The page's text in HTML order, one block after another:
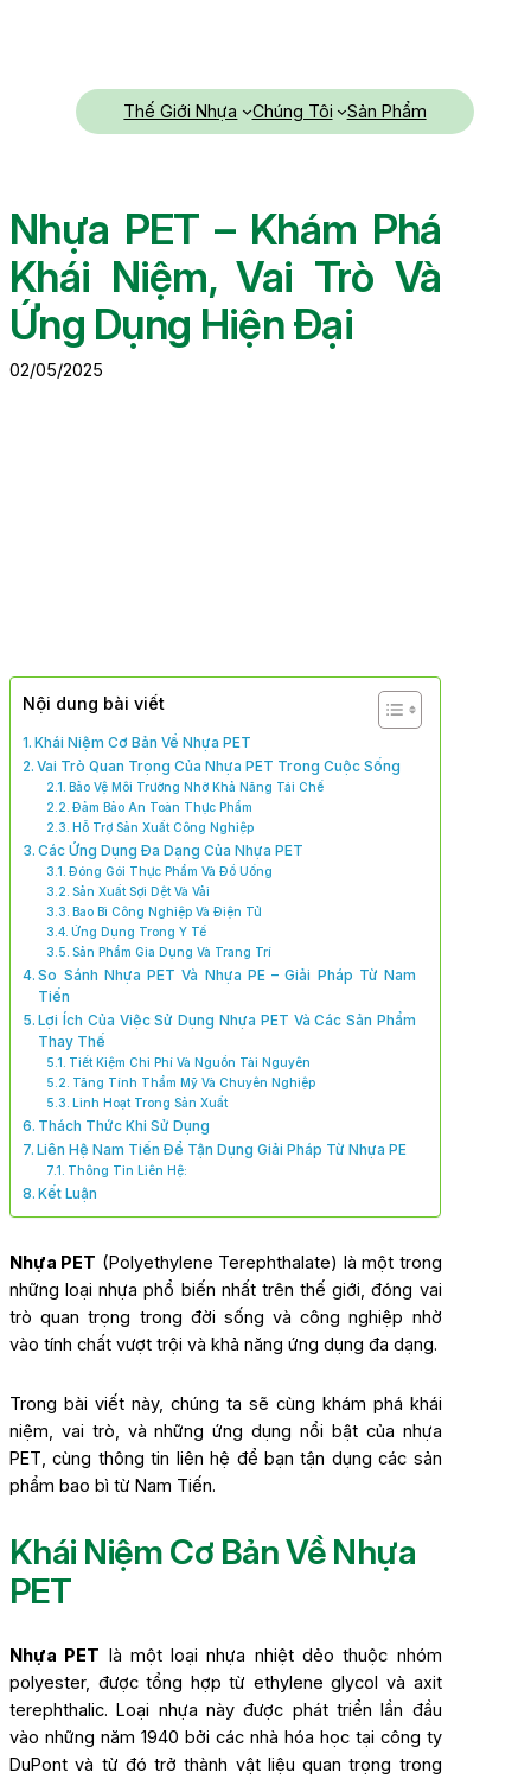
Thế Giới Nhựa Chúng Tôi Sản Phẩm
Nhựa PET – Khám Phá
Khái Niệm, Vai Trò Và
Ứng Dụng Hiện Đại
02/05/2025
Nội dung bài viết
Khái Niệm Cơ Bản Về Nhựa PET
Vai Trò Quan Trọng Của Nhựa PET Trong Cuộc Sống
Bảo Vệ Môi Trường Nhờ Khả Năng Tái Chế
Đảm Bảo An Toàn Thực Phẩm
Hỗ Trợ Sản Xuất Công Nghiệp
Các Ứng Dụng Đa Dạng Của Nhựa PET
Đóng Gói Thực Phẩm Và Đồ Uống
Sản Xuất Sợi Dệt Và Vải
Bao Bì Công Nghiệp Và Điện Tử
Ứng Dụng Trong Y Tế
Sản Phẩm Gia Dụng Và Trang Trí
So Sánh Nhựa PET Và Nhựa PE – Giải Pháp Từ Nam
Tiến
Lợi Ích Của Việc Sử Dụng Nhựa PET Và Các Sản Phẩm
Thay Thế
Tiết Kiệm Chi Phí Và Nguồn Tài Nguyên
Tăng Tính Thẩm Mỹ Và Chuyên Nghiệp
Linh Hoạt Trong Sản Xuất
Thách Thức Khi Sử Dụng
Liên Hệ Nam Tiến Để Tận Dụng Giải Pháp Từ Nhựa PE
Thông Tin Liên Hệ:
Kết Luận
Nhựa PET (Polyethylene Terephthalate) là một trong
những loại nhựa phổ biến nhất trên thế giới, đóng vai
trò quan trọng trong đời sống và công nghiệp nhờ
vào tính chất vượt trội và khả năng ứng dụng đa dạng.
Trong bài viết này, chúng ta sẽ cùng khám phá khái
niệm, vai trò, và những ứng dụng nổi bật của nhựa
PET, cùng thông tin liên hệ để bạn tận dụng các sản
phẩm bao bì từ Nam Tiến.
Khái Niệm Cơ Bản Về Nhựa
PET
Nhựa PET là một loại nhựa nhiệt dẻo thuộc nhóm
polyester, được tổng hợp từ ethylene glycol và axit
terephthalic. Loại nhựa này được phát triển lần đầu
vào những năm 1940 bởi các nhà hóa học tại công ty
DuPont và từ đó trở thành vật liệu quan trọng trong